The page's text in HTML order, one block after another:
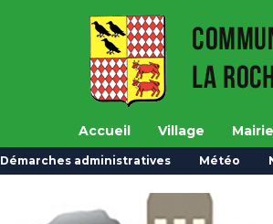
Accueil Village Mairie
Démarches administratives Météo